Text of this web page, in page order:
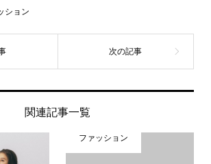
ション
関連記事一覧
ファッション